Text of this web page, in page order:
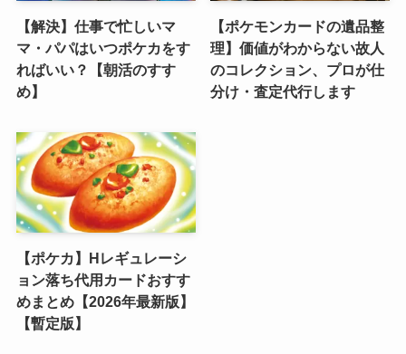
【解決】仕事で忙しいマ
マ・パパはいつポケカをす
ればいい？【朝活のすす
め】
【ポケモンカードの遺品整
理】価値がわからない故人
のコレクション、プロが仕
分け・査定代行します
【ポケカ】Hレギュレーシ
ョン落ち代用カードおすす
めまとめ【2026年最新版】
【暫定版】